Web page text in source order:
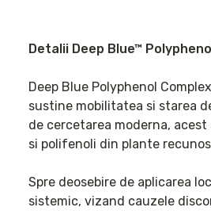
Detalii Deep Blue™
Deep Blue Polyphenol
sustine mobilitatea si starea
de cercetarea moderna,
si polifenoli din plante
Spre deosebire de aplicarea
sistemic, vizand cauzele